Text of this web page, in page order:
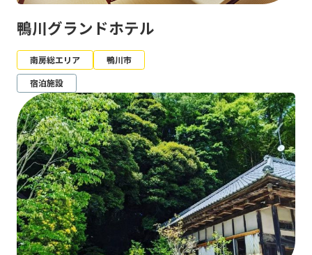
鴨川グランドホテル
南房総エリア
鴨川市
宿泊施設